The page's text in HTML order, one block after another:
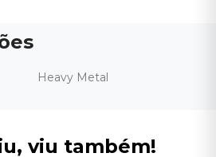
Heavy Metal
viu também!